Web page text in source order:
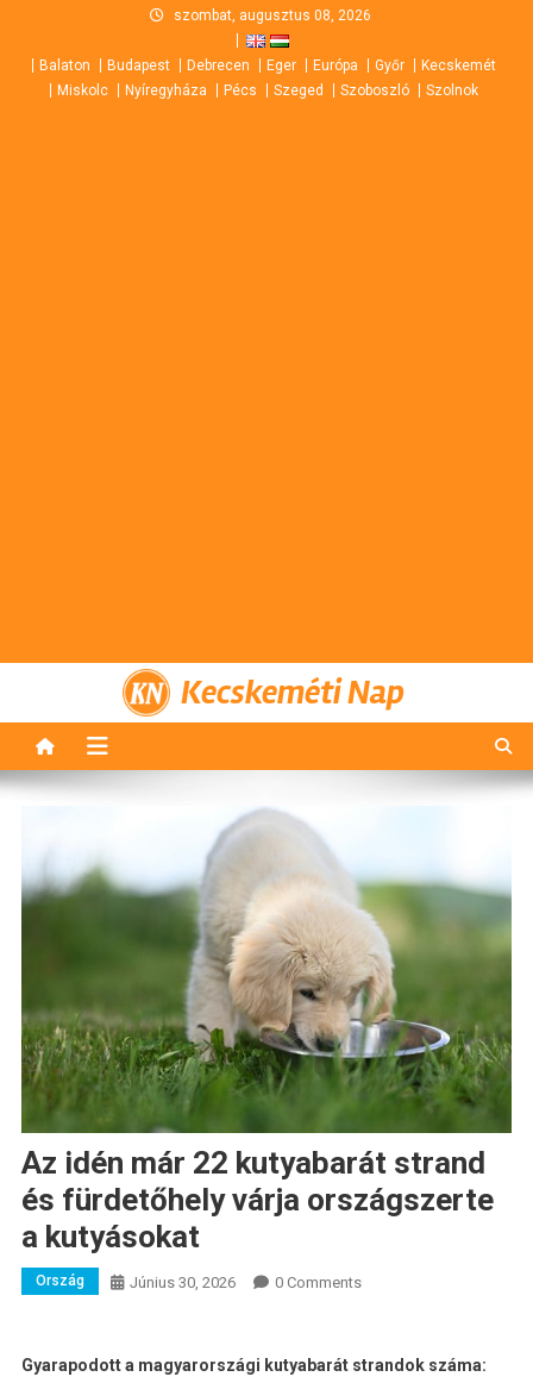
content
szombat, augusztus 08, 2026
Balaton Budapest Debrecen Eger Európa Győr
Kecskemét
Miskolc
Nyíregyháza Pécs Szeged Szoboszló Szolnok
Kecskeméti Nap
Az idén már 22 kutyabarát strand
és fürdetőhely várja országszerte
a kutyásokat
Ország Június 30, 2026 0 Comments
Gyarapodott a magyarországi kutyabarát strandok száma: